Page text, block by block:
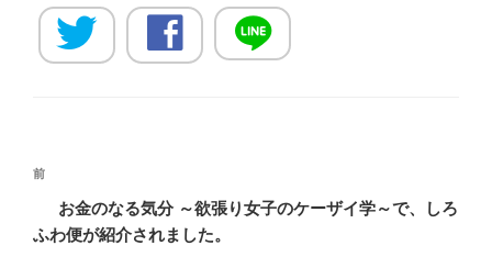
投
ナ
過
の
前
お金のなる気分 ～欲張り女子のケーザイ学～で、しろ
ふわ便が紹介されました。